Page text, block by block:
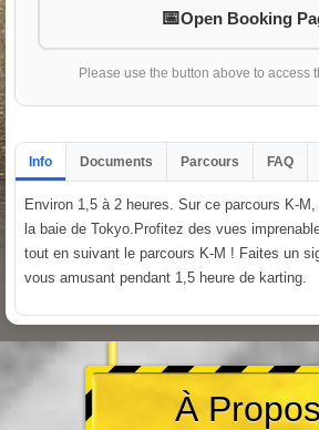
Open Booking
Please use the button above to access
Info Documents Parcours FAQ
Environ 1,5 à 2 heures. Sur ce parcours K-
la baie de Tokyo.Profitez des vues
tout en suivant le parcours K-M ! Faites un
vous amusant pendant 1,5 heure de karting.
À Propos